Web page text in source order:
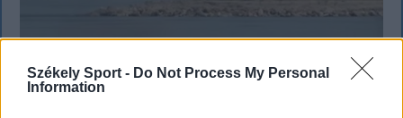
Székely Sport - Do Not Process My Personal
Information
FŐTÉR